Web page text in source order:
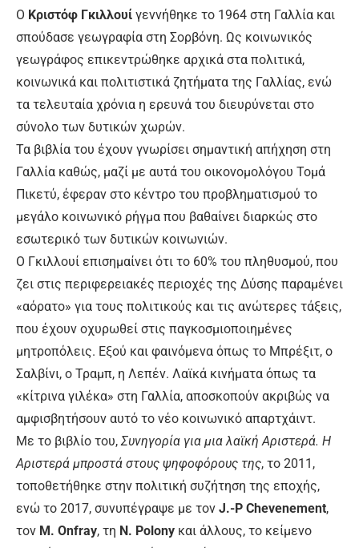
Ο Κριστόφ Γκιλλουί γεννήθηκε το 1964 στη Γαλλία και
σπούδασε γεωγραφία στη Σορβόνη. Ως κοινωνικός
γεωγράφος επικεντρώθηκε αρχικά στα πολιτικά,
κοινωνικά και πολιτιστικά ζητήματα της Γαλλίας, ενώ
τα τελευταία χρόνια η ερευνά του διευρύνεται στο
σύνολο των δυτικών χωρών.
Τα βιβλία του έχουν γνωρίσει σημαντική απήχηση στη
Γαλλία καθώς, μαζί με αυτά του οικονομολόγου Τομά
Πικετύ, έφεραν στο κέντρο του προβληματισμού το
μεγάλο κοινωνικό ρήγμα που βαθαίνει διαρκώς στο
εσωτερικό των δυτικών κοινωνιών.
Ο Γκιλλουί επισημαίνει ότι το 60% του πληθυσμού, που
ζει στις περιφερειακές περιοχές της Δύσης παραμένει
«αόρατο» για τους πολιτικούς και τις ανώτερες τάξεις,
που έχουν οχυρωθεί στις παγκοσμιοποιημένες
μητροπόλεις. Εξού και φαινόμενα όπως το Μπρέξιτ, ο
Σαλβίνι, ο Τραμπ, η Λεπέν. Λαϊκά κινήματα όπως τα
«κίτρινα γιλέκα» στη Γαλλία, αποσκοπούν ακριβώς να
αμφισβητήσουν αυτό το νέο κοινωνικό απαρτχάιντ.
Με το βιβλίο του,Συνηγορία για μια λαϊκή Αριστερά. Η
Αριστερά μπροστά στους ψηφοφόρους της, το 2011,
τοποθετήθηκε στην πολιτική συζήτηση της εποχής,
ενώ το 2017, συνυπέγραψε με τον J.-P Chevenement,
τον M. Onfray, τη N. Polony και άλλους, το κείμενο